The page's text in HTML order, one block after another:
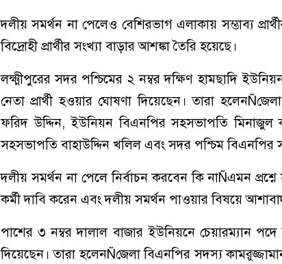
দলীয় সমর্থন না পেলেও বেশিরভাগ এলাকায় সম্ভাব্য
বিদ্রোহী প্রার্থীর সংখ্যা বাড়ার আশঙ্কা তৈরি হয়েছে।
লক্ষ্মীপুরের সদর পশ্চিমের ২ নম্বর দক্ষিণ হামছাদি
নেতা প্রার্থী হওয়ার ঘোষণা দিয়েছেন। তারা
ফরিদ উদ্দিন, ইউনিয়ন বিএনপির সহসভাপতি
সহসভাপতি বাহাউদ্দিন খলিল এবং সদর পশ্চিম
দলীয় সমর্থন না পেলে নির্বাচন করবেন কি নাÑএমন
কর্মী দাবি করেন এবং দলীয় সমর্থন পাওয়ার বিষয়ে
পাশের ৩ নম্বর দালাল বাজার ইউনিয়নে চেয়ারম্যান পদে
দিয়েছেন। তারা হলেনÑজেলা বিএনপির সদস্য